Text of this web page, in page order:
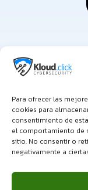
Para ofrecer las
cookies para
consentimiento de
el comportamiento de
sitio. No consentir o
negativamente a